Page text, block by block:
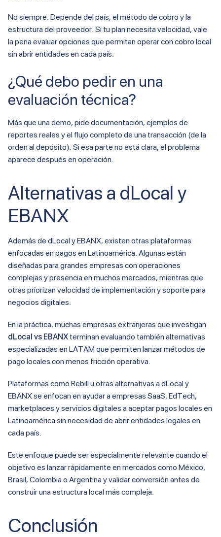
No siempre. Depende del país, el método de cobro y la
estructura del proveedor. Si tu plan necesita velocidad, vale
la pena evaluar opciones que permitan operar con cobro local
sin abrir entidades en cada país.
¿Qué debo pedir en una
evaluación técnica?
Más que una demo, pide documentación, ejemplos de
reportes reales y el flujo completo de una transacción (de la
orden al depósito). Si esa parte no está clara, el problema
aparece después en operación.
Alternativas a dLocal y
EBANX
Además de dLocal y EBANX, existen otras plataformas
enfocadas en pagos en Latinoamérica. Algunas están
diseñadas para grandes empresas con operaciones
complejas y presencia en muchos mercados, mientras que
otras priorizan velocidad de implementación y soporte para
negocios digitales.
En la práctica, muchas empresas extranjeras que investigan
dLocal vs EBANX terminan evaluando también alternativas
especializadas en LATAM que permiten lanzar métodos de
pago locales con menos fricción operativa.
Plataformas como Rebill u otras alternativas a dLocal y
EBANX se enfocan en ayudar a empresas SaaS, EdTech,
marketplaces y servicios digitales a aceptar pagos locales en
Latinoamérica sin necesidad de abrir entidades legales en
cada país.
Este enfoque puede ser especialmente relevante cuando el
objetivo es lanzar rápidamente en mercados como México,
Brasil, Colombia o Argentina y validar conversión antes de
construir una estructura local más compleja.
Conclusión